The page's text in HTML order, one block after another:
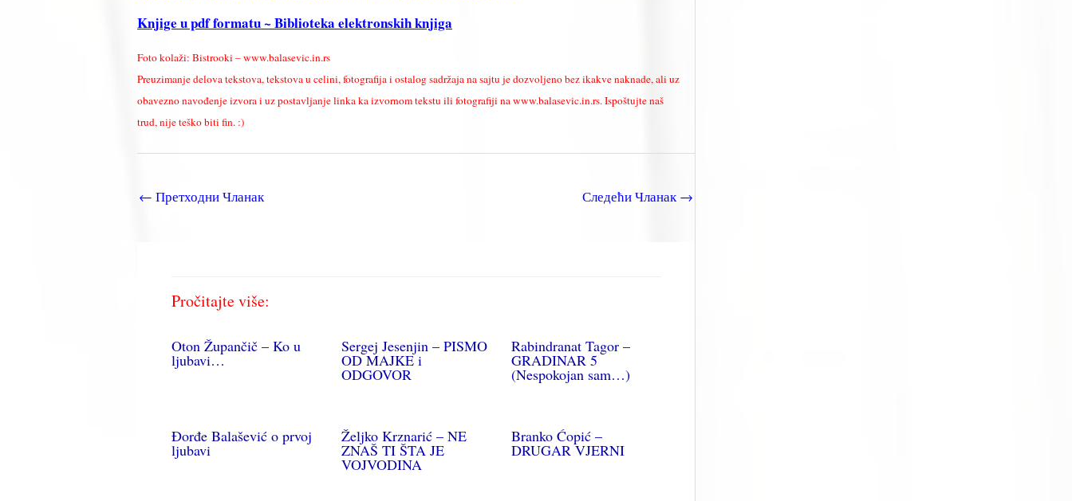
Knjige u pdf formatu ~ Biblioteka elektronskih knjiga
Foto kolaži: Bistrooki – www.balasevic.in.rs
Preuzimanje delova tekstova, tekstova u celini, fotografija i ostalog sadržaja na sajtu je dozvoljeno bez ikakve naknade, ali uz
obavezno navođenje izvora i uz postavljanje linka ka izvornom tekstu ili fotografiji na www.balasevic.in.rs. Ispoštujte naš
trud, nije teško biti fin. :)
← Претходни Чланак Следећи Чланак →
Pročitajte više:
Oton Župančič – Ko u
ljubavi…
Sergej Jesenjin – PISMO
OD MAJKE i
ODGOVOR
Rabindranat Tagor –
GRADINAR 5
(Nespokojan sam…)
Đorđe Balašević o prvoj
ljubavi
Željko Krznarić – NE
ZNAŠ TI ŠTA JE
VOJVODINA
Branko Ćopić –
DRUGAR VJERNI